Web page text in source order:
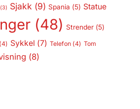
Sjakk (9) Spania (5) Statue
(48) Strender(5)
Sykkel (7) Telefon(4) Tom
(8)